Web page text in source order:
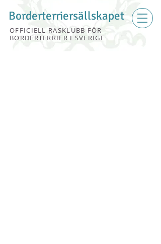
Borderterriersällskapet
OFFICIELL RASKLUBB FÖR
BORDERTERRIER I SVERIGE